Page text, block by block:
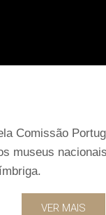
Comissão
museus
VER MAIS